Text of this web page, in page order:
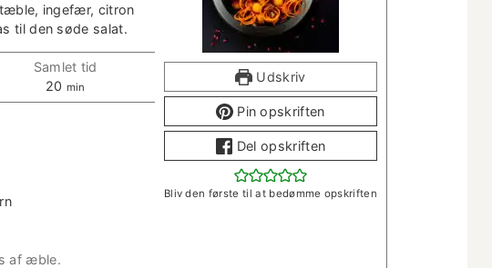
Udskriv
Pin opskriften
Del opskriften
Bliv den første til at bedømme opskriften
inge­fær, cit­ron
til den søde salat.
Sam­let tid
20 m
i
min
af æble.